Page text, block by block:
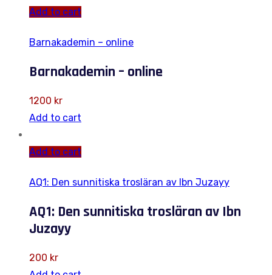
Add to cart
Barnakademin – online
Barnakademin – online
1200 kr
Add to cart
Add to cart
AQ1: Den sunnitiska trosläran av Ibn Juzayy
AQ1: Den sunnitiska trosläran av Ibn
Juzayy
200 kr